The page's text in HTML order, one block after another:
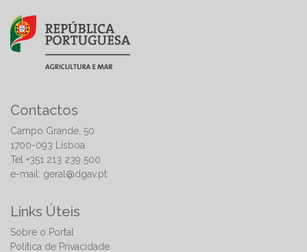
Contactos
Campo Grande, 50
1700-093 Lisboa
Tel +351 213 239 500
e-mail: geral@dgav.pt
Links Úteis
Sobre o Portal
Política de Privacidade